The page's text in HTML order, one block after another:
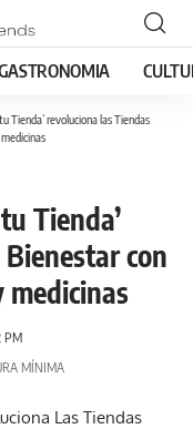
Tienda’ revoluciona las Tiendas
Tienda’
con
medicinas
PM
MÍNIMA